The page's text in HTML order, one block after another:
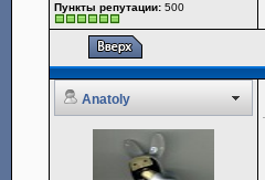
Пункты репутации: 500
Anatoly